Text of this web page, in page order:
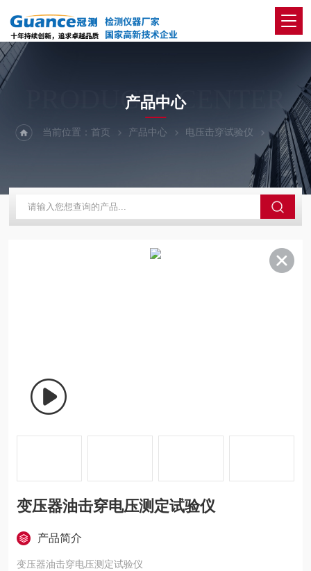
PRODUCTS CENTER
产品中心
当前位置：首页 产品中心 电压击穿试验仪 100Kv-
变压器油击穿电压测定试验仪
产品简介
变压器油击穿电压测定试验仪